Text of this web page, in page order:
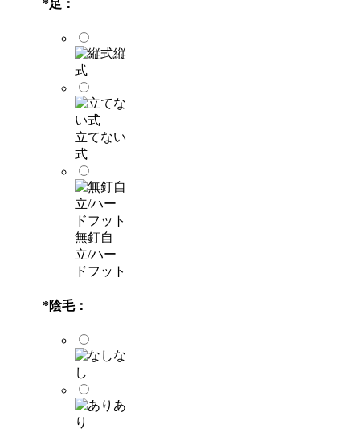
*足：
縦
式
立てない
式
無釘自
立/ハー
ドフット
*陰毛：
な
し
あ
り